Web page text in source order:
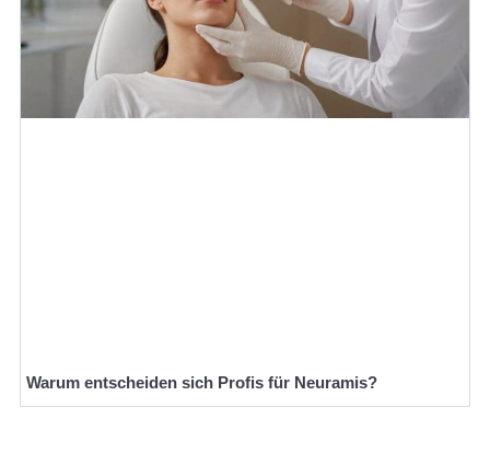
Warum entscheiden sich Profis für Neuramis?